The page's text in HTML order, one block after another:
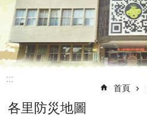
:::
首頁
各里防災地圖